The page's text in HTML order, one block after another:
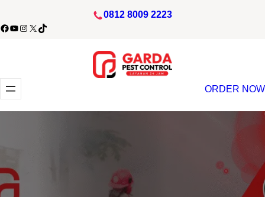
ke
0812 8009 2223
Facebook YouTube Instagram X TikTok
ORDER NOW